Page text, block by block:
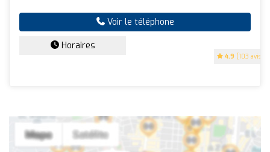
4.9 (103 avis)
Voir le téléphone
Horaires